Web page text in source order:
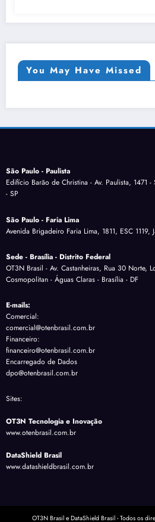
You May Have Missed
São Paulo - Paulista
Edifício Barão de Christina - Av. Paulista, 1471
- SP
São Paulo - Faria Lima
Avenida Brigadeiro Faria Lima, 1811, ESC 1119,
Sede - Brasília - Distrito Federal
OT3N Brasil - Av. Castanheiras, Rua 30 Norte,
Cosmopolitan - Águas Claras - Brasília - DF
E-mails:
Comercial:
comercial@otenbrasil.com.br
Financeiro:
financeiro@otenbrasil.com.br
Encarregado de Dados
dpo@otenbrasil.com.br
Sites:
OT3N Tecnologia e Inovação
www.otenbrasil.com.br
DataShield Brasil
www.datashieldbrasil.com.br
OT3N Brasil e DataShield Brasil - Todos os